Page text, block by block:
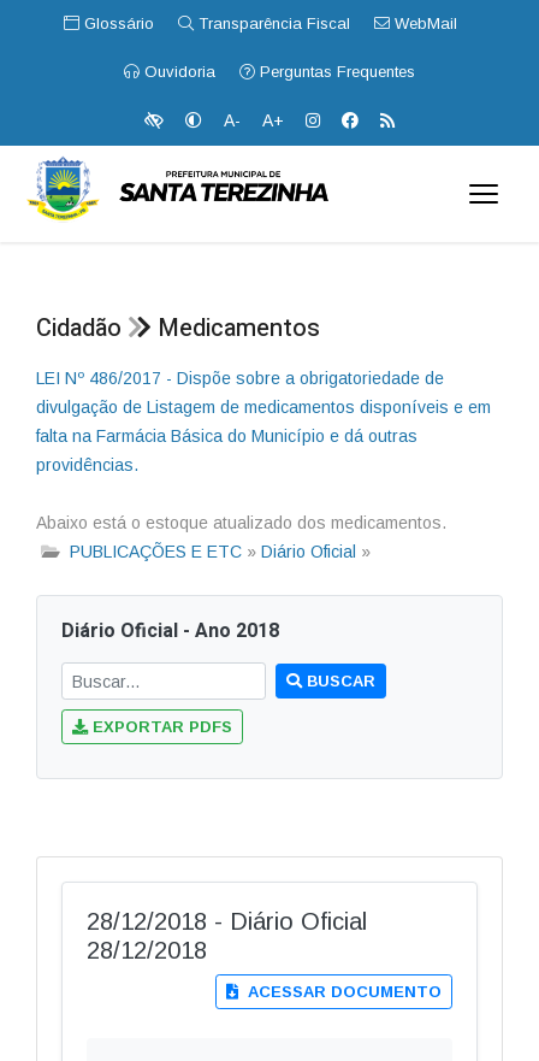
Glossário Transparência Fiscal WebMail
Ouvidoria Perguntas Frequentes
A- A+
Cidadão Medicamentos
LEI Nº 486/2017 - Dispõe sobre a obrigatoriedade de
divulgação de Listagem de medicamentos disponíveis e em
falta na Farmácia Básica do Município e dá outras
providências.
Abaixo está o estoque atualizado dos medicamentos.
PUBLICAÇÕES E ETC » Diário Oficial »
Diário Oficial - Ano 2018
BUSCAR
EXPORTAR PDFS
28/12/2018 - Diário Oficial
28/12/2018
ACESSAR DOCUMENTO